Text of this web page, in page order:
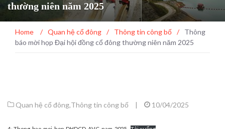
thường niên năm 2025
Home / Quan hệ cổ đông / Thông tin công bố /
Thông
báo mời họp Đại hội đồng cổ đông thường niên năm 2025
Quan hệ cổ đông,Thông tin công bố | 10/04/2025